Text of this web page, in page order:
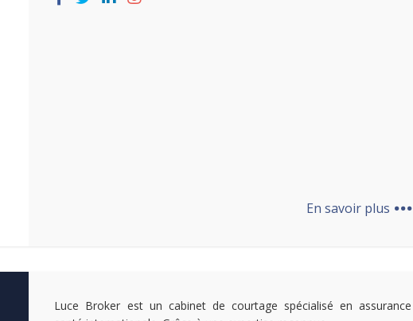
En savoir plus ...
Luce Broker est un cabinet de courtage spécialisé en assurance